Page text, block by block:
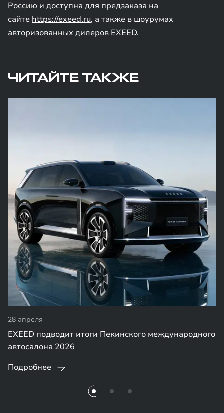
Россию и доступна для предзаказа на
сайте https://exeed.ru, а также в шоурумах
авторизованных дилеров EXEED.
ЧИТАЙТЕ ТАКЖЕ
28 апреля
EXEED подводит итоги Пекинского международного
автосалона 2026
Подробнее